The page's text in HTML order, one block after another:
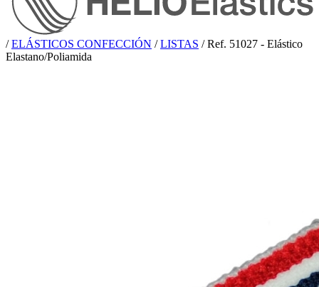
/ ELÁSTICOS CONFECCIÓN / LISTAS / Ref. 51027 - Elástico
Elastano/Poliamida